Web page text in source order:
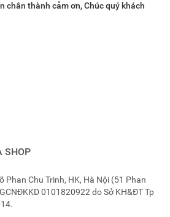
chân thành cảm ơn, Chúc quý khách
SHOP
Phan Chu Trinh, HK, Hà Nội (51 Phan
0101820922 do Sở KH&ĐT Tp